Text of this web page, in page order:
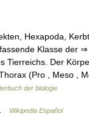
Hexapoda,
Klasse der ⇒
Tierreichs. Der
(Pro , Meso ,
der biologie
Wikipedia Español